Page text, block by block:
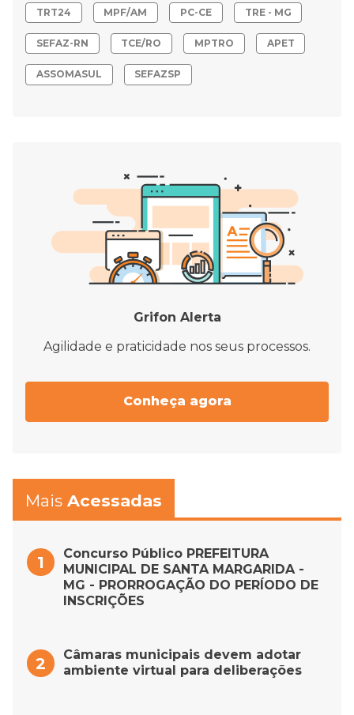
TRT24 MPF/AM PC-CE TRE - MG
SEFAZ-RN TCE/RO MPTRO APET
ASSOMASUL SEFAZSP
Grifon Alerta
Agilidade e praticidade nos seus processos.
Conheça agora
Mais Acessadas
Concurso Público PREFEITURA
MUNICIPAL DE SANTA MARGARIDA -
MG - PRORROGAÇÃO DO PERÍODO DE
INSCRIÇÕES
Câmaras municipais devem adotar
ambiente virtual para deliberações